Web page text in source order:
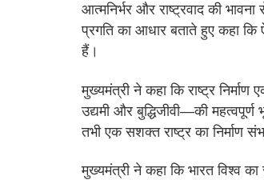
आत्मनिर्भर और राष्ट्रवाद की
प्रगति का आधार बताते हुए कहा कि
हैं।
मुख्यमंत्री ने कहा कि राष्ट्र
उद्यमी और बुद्धिजीवी—की
तभी एक सशक्त राष्ट्र का निर्माण
मुख्यमंत्री ने कहा कि भारत विश्व